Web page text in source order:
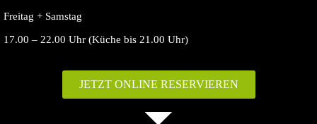
Freitag + Samstag
17.00 – 22.00 Uhr (Küche bis 21.00 Uhr)
JETZT ONLINE RESERVIEREN